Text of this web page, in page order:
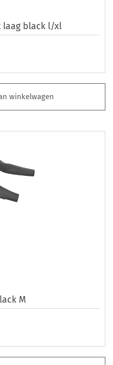
laag black l/xl
winkelwagen
M